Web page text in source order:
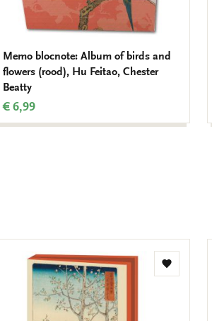
Memo blocnote: Album of birds and
flowers (rood), Hu Feitao, Chester
Beatty
€ 6,99
Toevoegen